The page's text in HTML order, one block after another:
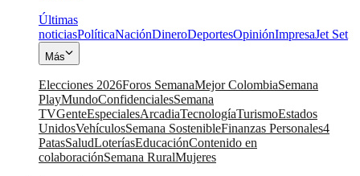
Últimas
noticiasPolíticaNaciónDineroDeportesOpiniónImpresaJet Set
Más
Elecciones 2026Foros SemanaMejor ColombiaSemana
PlayMundoConfidencialesSemana
TVGenteEspecialesArcadiaTecnologíaTurismoEstados
UnidosVehículosSemana SostenibleFinanzas Personales4
PatasSaludLoteríasEducaciónContenido en
colaboraciónSemana RuralMujeres